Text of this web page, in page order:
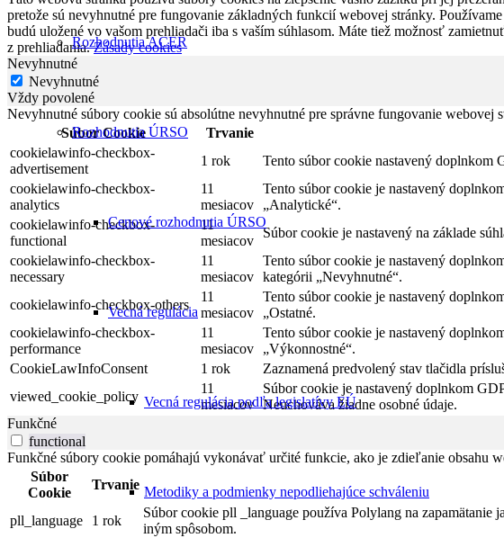
Rozhodnutia ACER
Rozhodnutia ÚRSO
Cenové rozhodnutia ÚRSO
Vecná regulácia
Vecná regulácia podľa legislatívy EÚ
Metodiky a podmienky nepodliehajúce schváleniu
pretože sú nevyhnutné pre fungovanie základných funkcií webovej stránky.
budú uložené vo vašom prehliadači iba s vaším súhlasom. Máte tiež možnosť
z prehliadania.Zásady cookies
Nevyhnutné
Nevyhnutné
Vždy povolené
Nevyhnutné súbory cookie sú absolútne nevyhnutné pre správne fungovanie
Súbor Cookie
Trvanie
cookielawinfo-checkbox-
advertisement
1 rok
Tento súbor cookie nastavený doplnkom
cookielawinfo-checkbox-
analytics
11
mesiacov
Tento súbor cookie je nastavený
„Analytické“.
cookielawinfo-checkbox-
functional
11
mesiacov
Súbor cookie je nastavený na základe
cookielawinfo-checkbox-
necessary
11
mesiacov
Tento súbor cookie je nastavený
kategórii „Nevyhnutné“.
cookielawinfo-checkbox-others
11
mesiacov
Tento súbor cookie je nastavený
„Ostatné.
cookielawinfo-checkbox-
performance
11
mesiacov
Tento súbor cookie je nastavený
„Výkonnostné“.
CookieLawInfoConsent
1 rok
Zaznamená predvolený stav tlačidla
viewed_cookie_policy
11
mesiacov
Súbor cookie je nastavený doplnkom
Neuchováva žiadne osobné údaje.
Funkčné
functional
Funkčné súbory cookie pomáhajú vykonávať určité funkcie, ako je zdieľanie obsahu
Súbor
Cookie
Trvanie
pll_language 1 rok
Súbor cookie pll _language používa Polylang na
iným spôsobom.